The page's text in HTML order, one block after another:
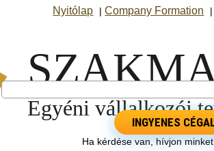
Nyitólap |Company Formation
INGYENES
Ha kérdése van, hívjon